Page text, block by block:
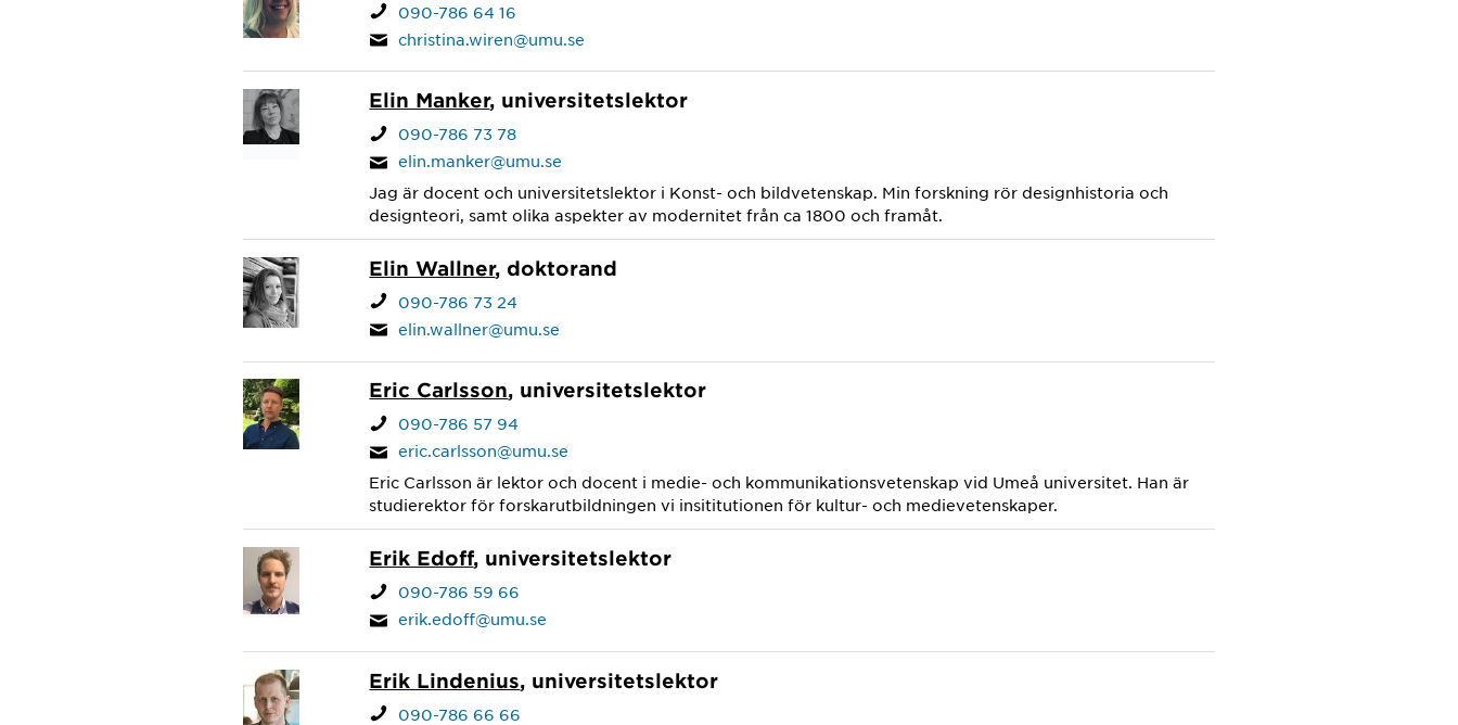
090-786 64 16
christina.wiren@umu.se
Elin Manker, universitetslektor
090-786 73 78
elin.manker@umu.se
Jag är docent och universitetslektor i Konst- och bildvetenskap. Min forskning rör designhistoria och
designteori, samt olika aspekter av modernitet från ca 1800 och framåt.
Elin Wallner, doktorand
090-786 73 24
elin.wallner@umu.se
Eric Carlsson, universitetslektor
090-786 57 94
eric.carlsson@umu.se
Eric Carlsson är lektor och docent i medie- och kommunikationsvetenskap vid Umeå universitet. Han är
studierektor för forskarutbildningen vi insititutionen för kultur- och medievetenskaper.
Erik Edoff, universitetslektor
090-786 59 66
erik.edoff@umu.se
Erik Lindenius, universitetslektor
090-786 66 66